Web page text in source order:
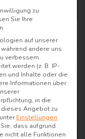
zu
Sie Ihre
auf unserer
andere uns
verbessern.
werden (z. B. IP-
und Inhalte oder die
Informationen über
in die
Angebot zu
Einstellungen
dass aufgrund
nicht alle Funktionen